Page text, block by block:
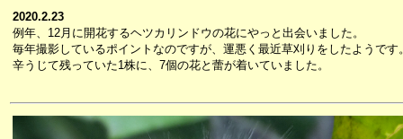
2020.2.23
例年、12月に開花するヘツカリンドウの花にやっと出会いました。
毎年撮影しているポイントなのですが、運悪く最近草刈りをしたようです
辛うじて残っていた1株に、7個の花と蕾が着いていました。